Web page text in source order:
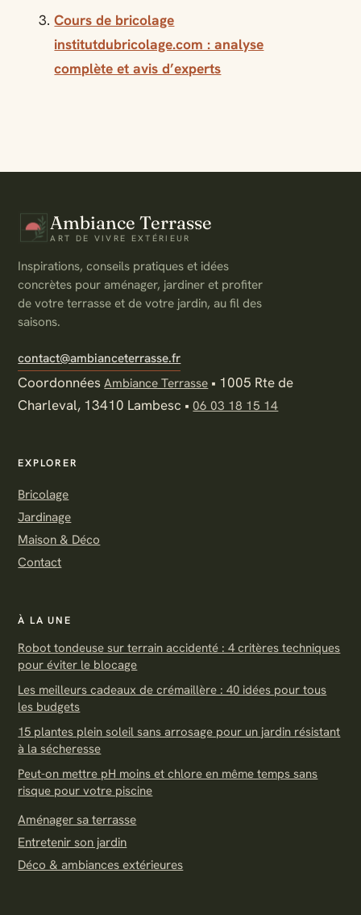
Cours de bricolage
institutdubricolage.com : analyse
complète et avis d’experts
Ambiance Terrasse
ART DE VIVRE EXTÉRIEUR
Inspirations, conseils pratiques et idées
concrètes pour aménager, jardiner et profiter
de votre terrasse et de votre jardin, au fil des
saisons.
contact@ambianceterrasse.fr
Coordonnées Ambiance Terrasse • 1005 Rte de
Charleval, 13410 Lambesc •06 03 18 15 14
EXPLORER
Bricolage
Jardinage
Maison & Déco
Contact
À LA UNE
Robot tondeuse sur terrain accidenté : 4 critères techniques
pour éviter le blocage
Les meilleurs cadeaux de crémaillère : 40 idées pour tous
les budgets
15 plantes plein soleil sans arrosage pour un jardin résistant
à la sécheresse
Peut-on mettre pH moins et chlore en même temps sans
risque pour votre piscine
Aménager sa terrasse
Entretenir son jardin
Déco & ambiances extérieures